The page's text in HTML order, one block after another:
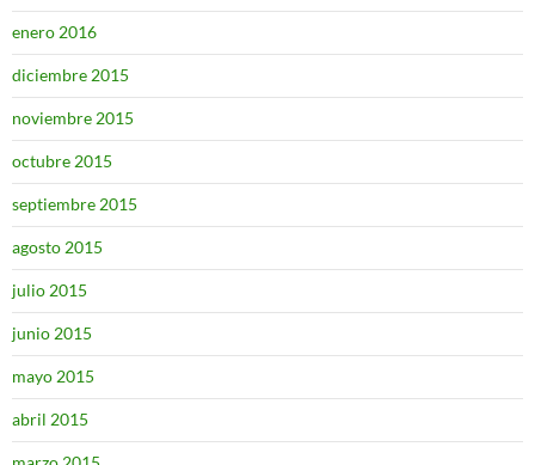
enero 2016
diciembre 2015
noviembre 2015
octubre 2015
septiembre 2015
agosto 2015
julio 2015
junio 2015
mayo 2015
abril 2015